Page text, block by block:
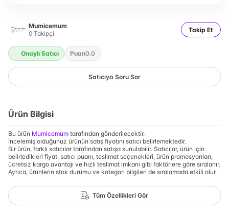
Mumicemum
0 Takipçi Takip Et
Onaylı Satıcı Puan0.0
Satıcıya Soru Sor
Ürün Bilgisi
Bu ürün Mumicemum tarafından gönderilecektir.
İncelemiş olduğunuz ürünün satış fiyatını satıcı belirlemektedir.
Bir ürün, farklı satıcılar tarafından satışa sunulabilir. Satıcılar, ürün için
belirledikleri fiyat, satıcı puanı, teslimat seçenekleri, ürün promosyonları,
ücretsiz kargo avantajı ve hızlı teslimat imkanı gibi faktörlere göre sıralanır.
Ayrıca, ürünlerin stok durumu ve kategori bilgileri de sıralamada etkili olur.
Tüm Özellikleri Gör